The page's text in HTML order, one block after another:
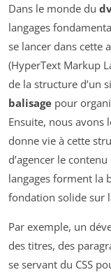
Dans le monde du
langages
se lancer dans cette
(HyperText Markup
de la structure d’un
balisage pour
Ensuite, nous avons
donne vie à cette
d’agencer le
langages forment la
fondation solide sur
Par exemple, un
des titres, des
se servant du CSS